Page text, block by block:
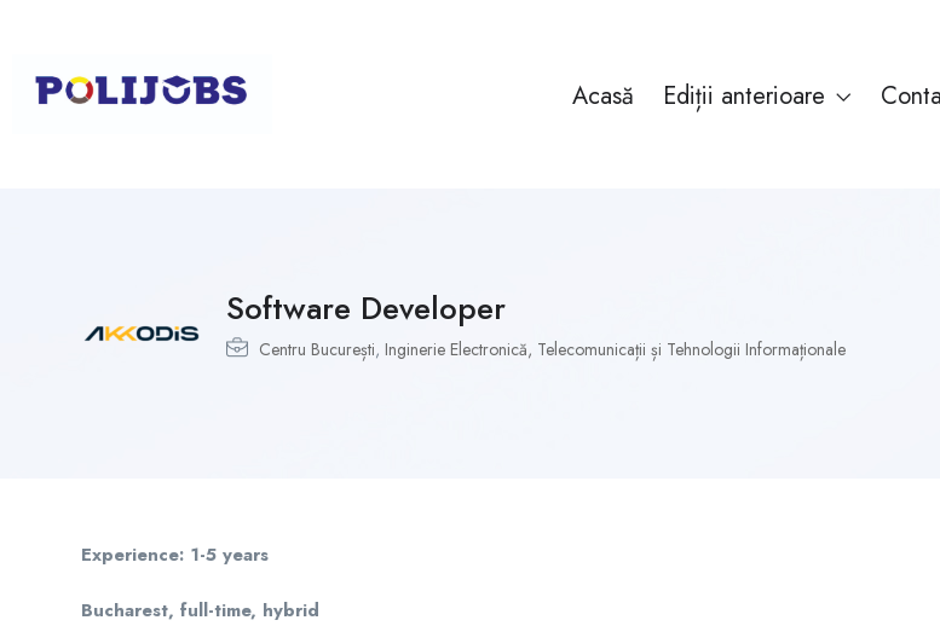
Acasă Ediții anterioare
Software Developer
Centru București, Inginerie Electronică, Telecomunicații și Tehnologii Informaționale
Experience: 1-5 years
Bucharest, full-time, hybrid